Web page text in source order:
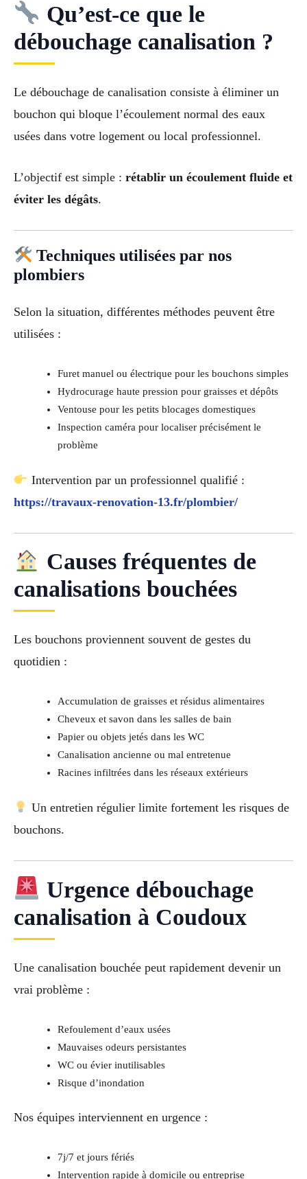
Qu’est-ce que le
débouchage canalisation ?
Le débouchage de canalisation consiste à éliminer un
bouchon qui bloque l’écoulement normal des eaux
usées dans votre logement ou local professionnel.
L’objectif est simple : rétablir un écoulement fluide et
éviter les dégâts.
Techniques utilisées par nos
plombiers
Selon la situation, différentes méthodes peuvent être
utilisées :
Furet manuel ou électrique pour les bouchons simples
Hydrocurage haute pression pour graisses et dépôts
Ventouse pour les petits blocages domestiques
Inspection caméra pour localiser précisément le
problème
Intervention par un professionnel qualifié :
https://travaux-renovation-13.fr/plombier/
Causes fréquentes de
canalisations bouchées
Les bouchons proviennent souvent de gestes du
quotidien :
Accumulation de graisses et résidus alimentaires
Cheveux et savon dans les salles de bain
Papier ou objets jetés dans les WC
Canalisation ancienne ou mal entretenue
Racines infiltrées dans les réseaux extérieurs
Un entretien régulier limite fortement les risques de
bouchons.
Urgence débouchage
canalisation à Coudoux
Une canalisation bouchée peut rapidement devenir un
vrai problème :
Refoulement d’eaux usées
Mauvaises odeurs persistantes
WC ou évier inutilisables
Risque d’inondation
Nos équipes interviennent en urgence :
7j/7 et jours fériés
Intervention rapide à domicile ou entreprise